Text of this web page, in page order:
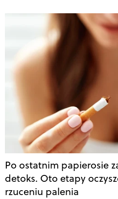
Po ostatnim papierosie
detoks. Oto etapy
rzuceniu palenia